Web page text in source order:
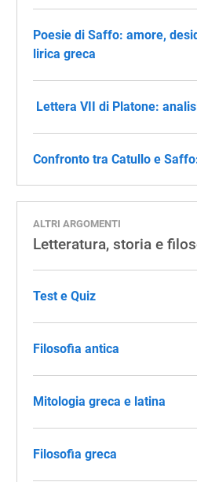
Poesie di Saffo: amore,
lirica greca
Lettera VII di Platone:
​​Confronto tra Catullo e
ALTRI ARGOMENTI
Letteratura, storia e
Test e Quiz
Filosofia antica
Mitologia greca e latina
Filosofia greca